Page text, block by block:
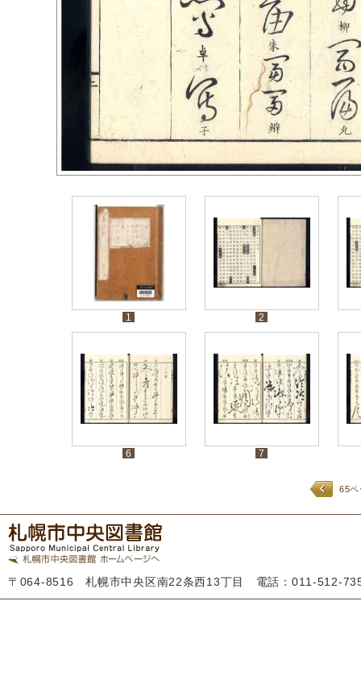
1 2
6 7
65ペ
〒064-8516 札幌市中央区南22条西13丁目 電話：011-512-